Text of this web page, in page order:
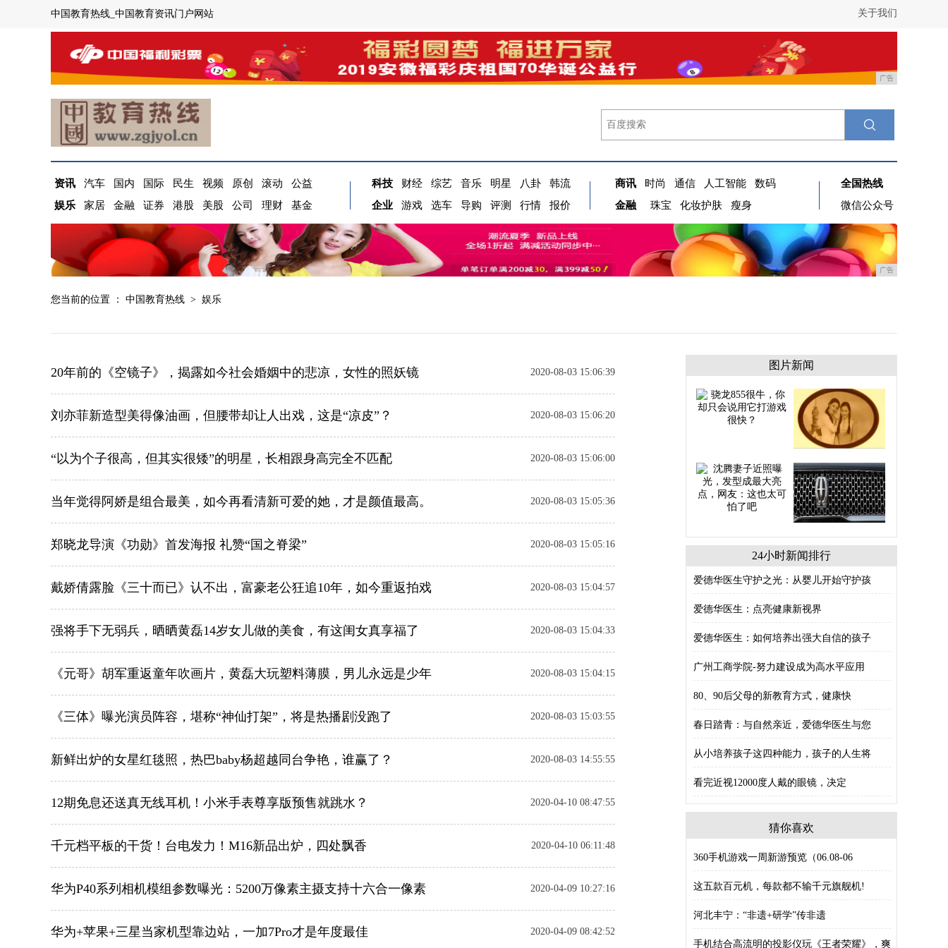
关于我们
中国教育热线_中国教育资讯门户网站
广告
资讯 汽车 国内 国际 民生 视频 原创 滚动
公益
娱乐
家居 金融 证券 港股 美股 公司 理财 基金
科技 财经 综艺 音乐 明星 八卦
韩流
企业
游戏 选车 导购 评测 行情 报价
商讯 时尚 通信 人工智能
数码
金融
珠宝 化妆护肤 瘦身
全国热线
微信公众号
广告
您当前的位置 ： 中国教育热线 > 娱乐
2020-08-03 15:06:39
20年前的《空镜子》，揭露如今社会婚姻中的悲凉，女性的照妖镜
2020-08-03 15:06:20
刘亦菲新造型美得像油画，但腰带却让人出戏，这是“凉皮”？
2020-08-03 15:06:00
“以为个子很高，但其实很矮”的明星，长相跟身高完全不匹配
2020-08-03 15:05:36
当年觉得阿娇是组合最美，如今再看清新可爱的她，才是颜值最高。
2020-08-03 15:05:16
郑晓龙导演《功勋》首发海报 礼赞“国之脊梁”
2020-08-03 15:04:57
戴娇倩露脸《三十而已》认不出，富豪老公狂追10年，如今重返拍戏
2020-08-03 15:04:33
强将手下无弱兵，晒晒黄磊14岁女儿做的美食，有这闺女真享福了
2020-08-03 15:04:15
《元哥》胡军重返童年吹画片，黄磊大玩塑料薄膜，男儿永远是少年
2020-08-03 15:03:55
《三体》曝光演员阵容，堪称“神仙打架”，将是热播剧没跑了
2020-08-03 14:55:55
新鲜出炉的女星红毯照，热巴baby杨超越同台争艳，谁赢了？
2020-04-10 08:47:55
12期免息还送真无线耳机！小米手表尊享版预售就跳水？
2020-04-10 06:11:48
千元档平板的干货！台电发力！M16新品出炉，四处飘香
2020-04-09 10:27:16
华为P40系列相机模组参数曝光：5200万像素主摄支持十六合一像素
2020-04-09 08:42:52
华为+苹果+三星当家机型靠边站，一加7Pro才是年度最佳
图片新闻
24小时新闻排行
爱德华医生守护之光：从婴儿开始守护孩
爱德华医生：点亮健康新视界
爱德华医生：如何培养出强大自信的孩子
广州工商学院-努力建设成为高水平应用
80、90后父母的新教育方式，健康快
春日踏青：与自然亲近，爱德华医生与您
从小培养孩子这四种能力，孩子的人生将
看完近视12000度人戴的眼镜，决定
猜你喜欢
360手机游戏一周新游预览（06.08-06
这五款百元机，每款都不输千元旗舰机!
河北丰宁：“非遗+研学”传非遗
手机结合高流明的投影仪玩《王者荣耀》，爽